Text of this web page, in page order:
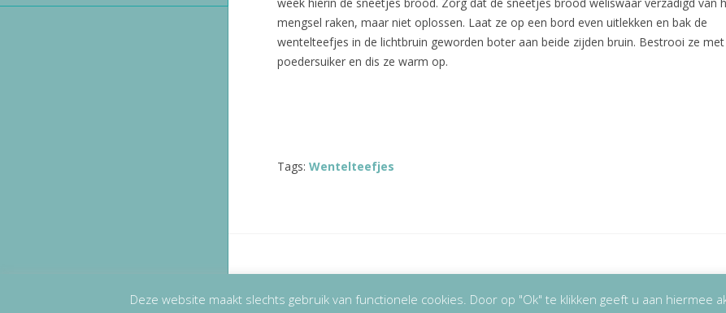
mengsel raken, maar niet oplossen. Laat ze op een bord even uitlekken en bak de
wentelteefjes in de lichtbruin geworden boter aan beide zijden bruin. Bestrooi ze
poedersuiker en dis ze warm op.
Tags: Wentelteefjes
Deze website maakt slechts gebruik van functionele cookies. Door op "Ok" te klikken geeft u aan hiermee